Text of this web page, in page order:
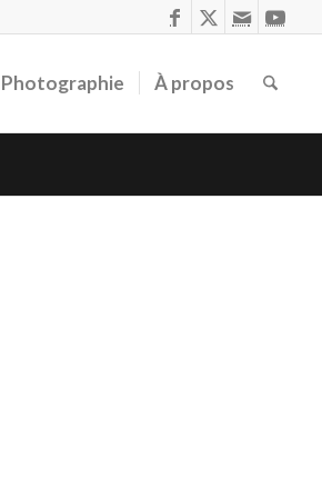
Photographie À propos